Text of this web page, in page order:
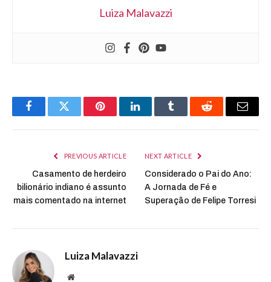
Luiza Malavazzi
FacebookTwitter PinterestLinkedInTumblr Reddit Email
PREVIOUS ARTICLE
Casamento de herdeiro
bilionário indiano é assunto
mais comentado na internet
NEXT ARTICLE
Considerado o Pai do Ano:
A Jornada de Fé e
Superação de Felipe Torresi
Luiza Malavazzi
Website